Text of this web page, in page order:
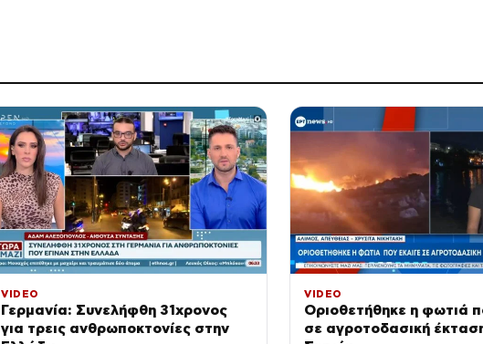
VIDEO
Γερμανία: Συνελήφθη 31χρονος
για τρεις ανθρωποκτονίες στην
VIDEO
Οριοθετήθηκε η φωτιά
σε αγροτοδασική